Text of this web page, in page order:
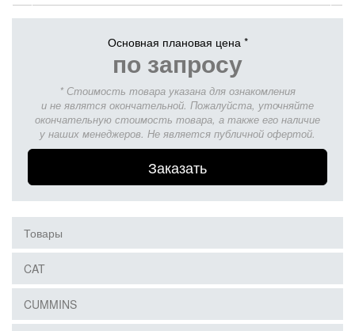
Основная плановая цена *
по запросу
* Стоимость товара указана для ознакомления
и не являтся окончательной. Пожалуйста, уточняйте
окончательную стоимость товара, а также его наличие
у наших менеджеров. Не является публичной офертой.
Заказать
Товары
CAT
CUMMINS